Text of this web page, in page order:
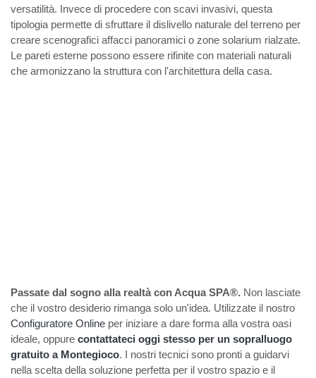
versatilità. Invece di procedere con scavi invasivi, questa
tipologia permette di sfruttare il dislivello naturale del terreno per
creare scenografici affacci panoramici o zone solarium rialzate.
Le pareti esterne possono essere rifinite con materiali naturali
che armonizzano la struttura con l'architettura della casa.
Passate dal sogno alla realtà con Acqua SPA®. Non lasciate
che il vostro desiderio rimanga solo un'idea. Utilizzate il nostro
Configuratore Online per iniziare a dare forma alla vostra oasi
ideale, oppure contattateci oggi stesso per un sopralluogo
gratuito a Montegioco. I nostri tecnici sono pronti a guidarvi
nella scelta della soluzione perfetta per il vostro spazio e il